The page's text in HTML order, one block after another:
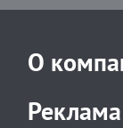
О